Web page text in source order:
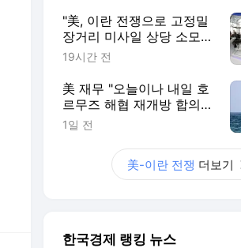
"美, 이란 전쟁으로 고정밀
장거리 미사일 상당 소모"
[로이터]
19시간 전
美 재무 "오늘이나 내일 호
르무즈 해협 재개방 합의
가능성"
1일 전
美-이란 전쟁 더보기
한국경제 랭킹 뉴스